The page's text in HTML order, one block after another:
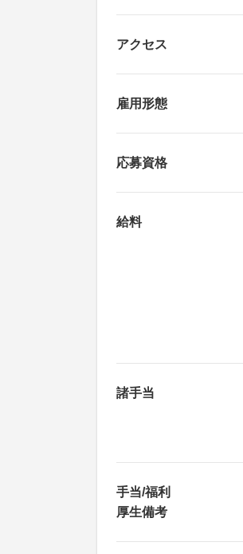
アクセス
雇用形態
応募資格
給料
諸手当
手当/福利
厚生備考